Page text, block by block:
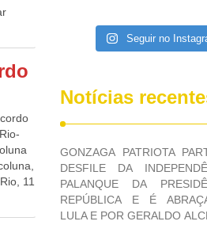
ao
“É
e,
criar
11
Seguir no
Notícias
GONZAGA PATRIOTA
DESFILE DA
PALANQUE DA
REPÚBLICA E É
LULA E POR GERALDO